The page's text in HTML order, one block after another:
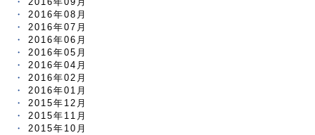
2016年08月
2016年07月
2016年06月
2016年05月
2016年04月
2016年02月
2016年01月
2015年12月
2015年11月
2015年10月